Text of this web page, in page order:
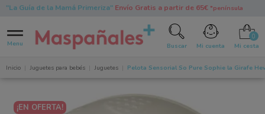
"La Guía de la Mamá Primeriza"Envío Gratis a partir de 65€ *península
Menu Buscar Mi cuenta Mi cesta
Inicio Juguetes para bebés Juguetes Pelota Sensorial So Pure Sophie la Girafe
¡EN OFERTA!